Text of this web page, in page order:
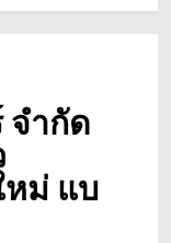
จำกัด
หม่ แบ